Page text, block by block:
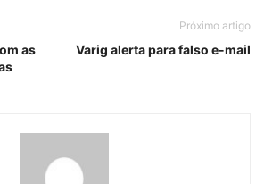
as
Próximo artigo
Varig alerta para falso e-mail